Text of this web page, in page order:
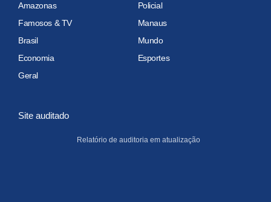
Amazonas
Policial
Famosos & TV
Manaus
Brasil
Mundo
Economia
Esportes
Geral
Site auditado
Relatório de auditoria em atualização